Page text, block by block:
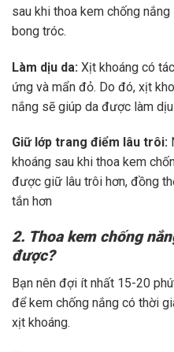
sau khi thoa kem chống
bong tróc.
Làm dịu da: Xịt khoáng có
ứng và mẩn đỏ. Do đó, xịt
nắng sẽ giúp da được làm
Giữ lớp trang điểm lâu trôi:
khoáng sau khi thoa kem
được giữ lâu trôi hơn, đồng
tắn hơn
2. Thoa kem chống
được?
Bạn nên đợi ít nhất 15-20
để kem chống nắng có thời
xịt khoáng.